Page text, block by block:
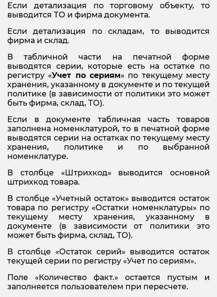
Если детализация по торговому объекту, то
выводится ТО и фирма документа.
Если детализация по складам, то выводится
фирма и склад.
В табличной части на печатной форме
выводятся серии, которые есть на остатке по
регистру «Учет по сериям» по текущему месту
хранения, указанному в документе и по текущей
политике (в зависимости от политики это может
быть фирма, склад, ТО).
Если в документе табличная часть товаров
заполнена номенклатурой, то в печатной форме
выводятся серии на остатках по текущему месту
хранения, политике и по выбранной
номенклатуре.
В столбце «Штрихкод» выводится основной
штрихкод товара.
В столбце «Учетный остаток» выводится остаток
товара по регистру «Остатки номенклатуры» по
текущему месту хранения, указанному в
документе (в зависимости от политики это
может быть фирма, склад, ТО).
В столбце «Остаток серий» выводится остаток
текущей серии по регистру «Учет по сериям».
Поле «Количество факт.» остается пустым и
заполняется пользователем при пересчете.